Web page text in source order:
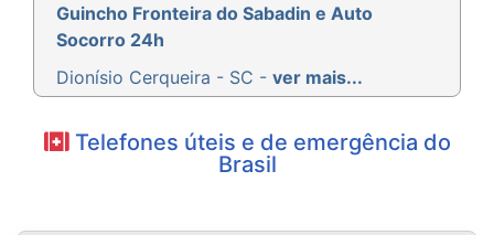
Guincho Fronteira do Sabadin e Auto
Socorro 24h
Dionísio Cerqueira - SC - ver mais...
Telefones úteis e de emergência do
Brasil